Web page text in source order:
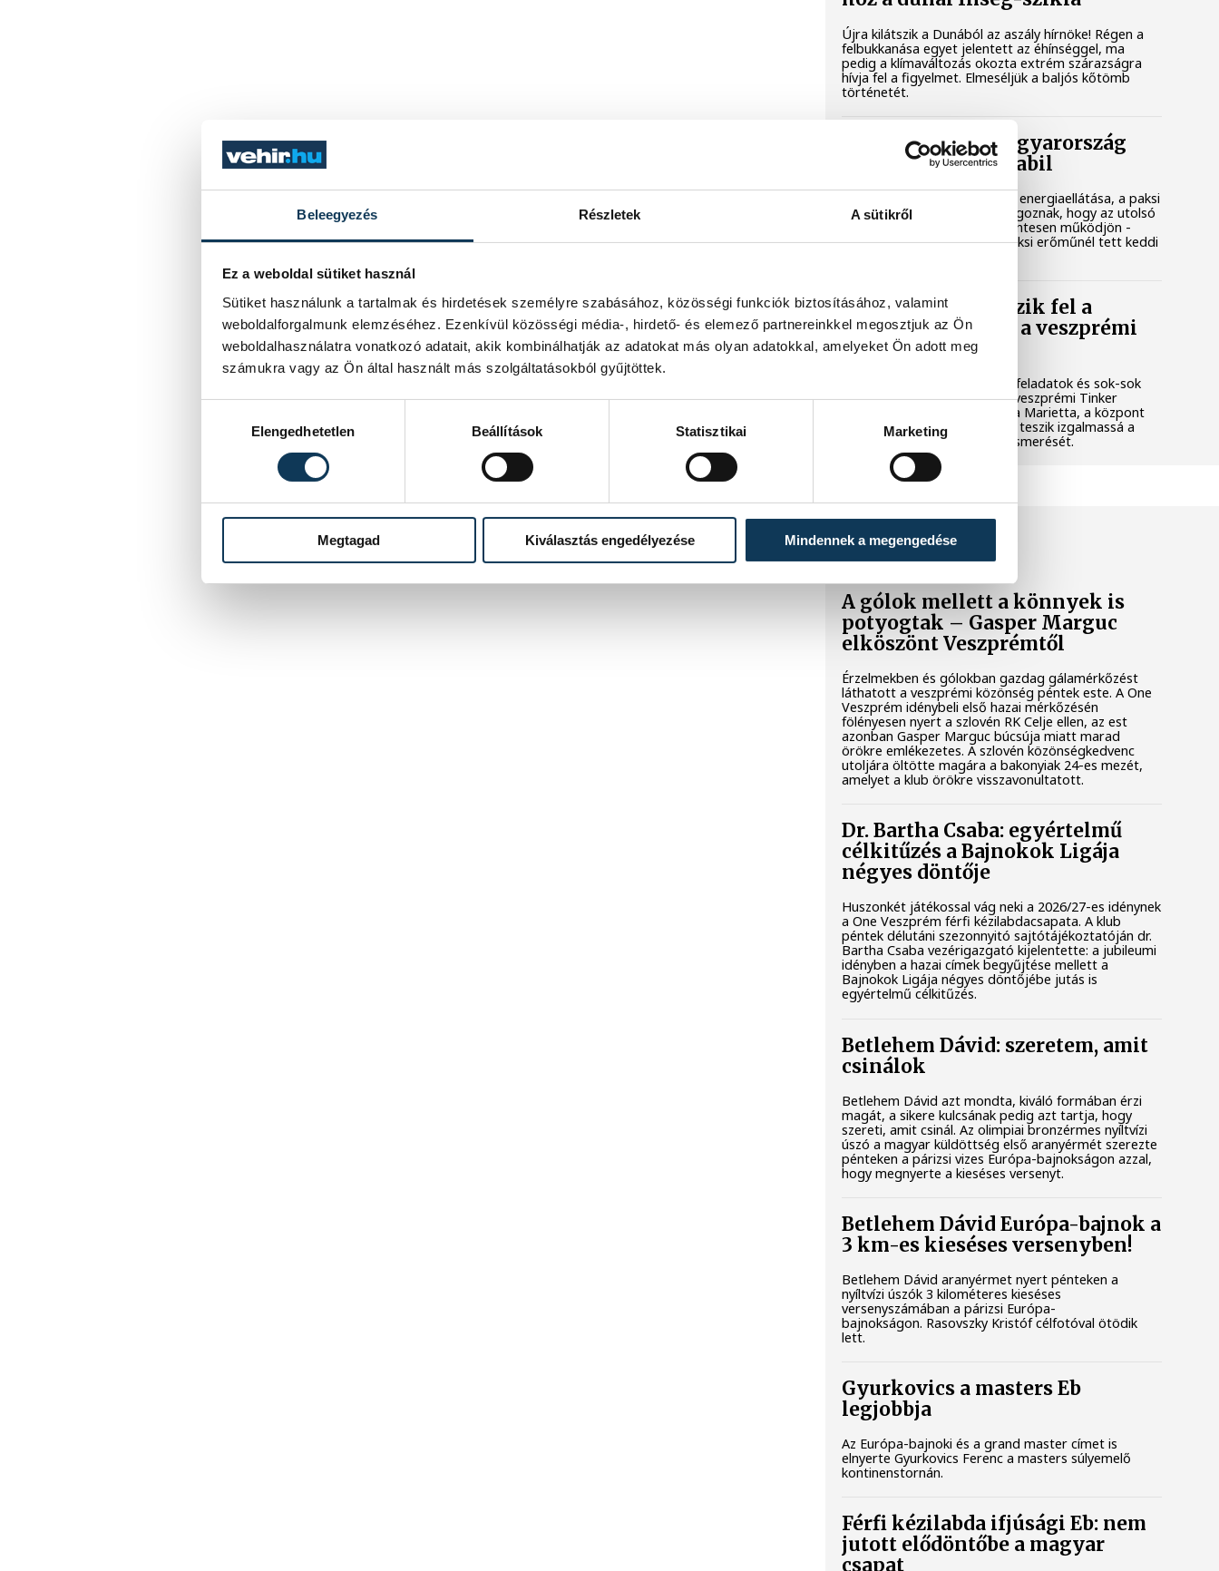
Beleegyezés Részletek A sütikről
Ez a weboldal sütiket használ
Sütiket használunk a tartalmak és hirdetések személyre szabásához, közösségi funkciók biztosításához, valamint
weboldalforgalmunk elemzéséhez. Ezenkívül közösségi média-, hirdető- és elemező partnereinkkel megosztjuk az Ön
weboldalhasználatra vonatkozó adatait, akik kombinálhatják az adatokat más olyan adatokkal, amelyeket Ön adott meg
számukra vagy az Ön által használt más szolgáltatásokból gyűjtöttek.
Elengedhetetlen
Beállítások Statisztikai Marketing
Megtagad Kiválasztás engedélyezése Mindennek a megengedése
Újra kilátszik a Dunából az aszály hírnöke! Régen a
felbukkanása egyet jelentett az éhínséggel, ma
pedig a klímaváltozás okozta extrém szárazságra
hívja fel a figyelmet. Elmeséljük a baljós kőtömb
történetét.
Magyar Péter: Magyarország
energiaellátása stabil
Jelenleg stabil Magyarország energiaellátása, a paksi
erőmű munkatársai azon dolgoznak, hogy az utolsó
még termelő turbina hibamentesen működjön -
közölte a miniszterelnök a paksi erőműnél tett keddi
Játék közben fedezik fel a
tudomány világát a veszprémi
gyerekek
Látványos kísérletek, kreatív feladatok és sok-sok
élmény várja a gyerekeket a veszprémi Tinker
Labsben. Videónkban Balassa Marietta, a központ
vezetője mutatja be, hogyan teszik izgalmassá a
természettudományok megismerését.
A gólok mellett a könnyek is
potyogtak – Gasper Marguc
elköszönt Veszprémtől
Érzelmekben és gólokban gazdag gálamérkőzést
láthatott a veszprémi közönség péntek este. A One
Veszprém idénybeli első hazai mérkőzésén
fölényesen nyert a szlovén RK Celje ellen, az est
azonban Gasper Marguc búcsúja miatt marad
örökre emlékezetes. A szlovén közönségkedvenc
utoljára öltötte magára a bakonyiak 24-es mezét,
amelyet a klub örökre visszavonultatott.
Dr. Bartha Csaba: egyértelmű
célkitűzés a Bajnokok Ligája
négyes döntője
Huszonkét játékossal vág neki a 2026/27-es idénynek
a One Veszprém férfi kézilabdacsapata. A klub
péntek délutáni szezonnyitó sajtótájékoztatóján dr.
Bartha Csaba vezérigazgató kijelentette: a jubileumi
idényben a hazai címek begyűjtése mellett a
Bajnokok Ligája négyes döntőjébe jutás is
egyértelmű célkitűzés.
Betlehem Dávid: szeretem, amit
csinálok
Betlehem Dávid azt mondta, kiváló formában érzi
magát, a sikere kulcsának pedig azt tartja, hogy
szereti, amit csinál. Az olimpiai bronzérmes nyíltvízi
úszó a magyar küldöttség első aranyérmét szerezte
pénteken a párizsi vizes Európa-bajnokságon azzal,
hogy megnyerte a kieséses versenyt.
Betlehem Dávid Európa-bajnok a
3 km-es kieséses versenyben!
Betlehem Dávid aranyérmet nyert pénteken a
nyíltvízi úszók 3 kilométeres kieséses
versenyszámában a párizsi Európa-
bajnokságon. Rasovszky Kristóf célfotóval ötödik
lett.
Gyurkovics a masters Eb
legjobbja
Az Európa-bajnoki és a grand master címet is
elnyerte Gyurkovics Ferenc a masters súlyemelő
kontinenstornán.
Férfi kézilabda ifjúsági Eb: nem
jutott elődöntőbe a magyar
csapat